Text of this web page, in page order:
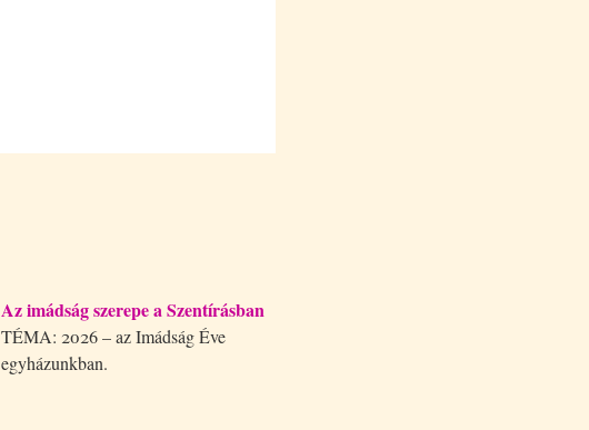
Az imádság szerepe a Szentírásban
TÉMA: 2026 – az Imádság Éve
egyházunkban.